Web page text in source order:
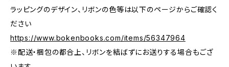
ラッピングのデザイン、リボンの色等は以下のページからご確認く
ださい
https://www.bokenbooks.com/items/56347964
※配送・梱包の都合上、リボンを結ばずにお送りする場合もござ